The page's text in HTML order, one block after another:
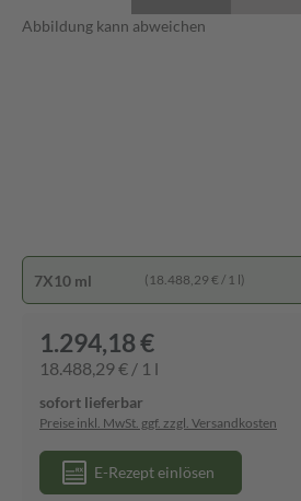
Abbildung kann abweichen
7X10 ml (18.488,29 € / 1 l)
1.294,18 €
18.488,29 € / 1 l
sofort lieferbar
Preise inkl. MwSt. ggf. zzgl. Versandkosten
E-Rezept einlösen